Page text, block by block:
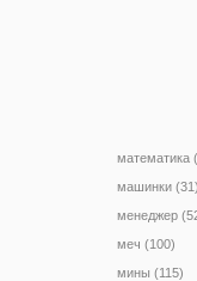
математика
машинки (31)
менеджер
меч (100)
мины (115)